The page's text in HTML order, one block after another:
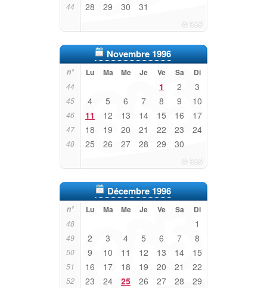
44 28 29 30 31
Novembre 1996
n° Lu Ma Me Je Ve Sa Di
44 1 2 3
45 4 5 6 7 8 9 10
46 11 12 13 14 15 16 17
47 18 19 20 21 22 23 24
48 25 26 27 28 29 30
Décembre 1996
n° Lu Ma Me Je Ve Sa Di
48 1
49 2 3 4 5 6 7 8
50 9 10 11 12 13 14 15
51 16 17 18 19 20 21 22
52 23 24 25 26 27 28 29